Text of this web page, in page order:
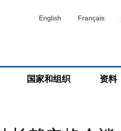
English Français
国家和组织 资料